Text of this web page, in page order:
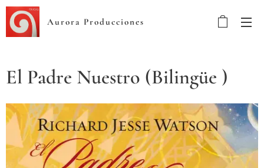
Aurora Producciones
El Padre Nuestro (Bilingüe )